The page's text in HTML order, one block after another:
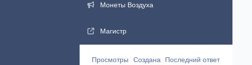
Монеты Воздуха
Магистр
Просмотры Создана Последний ответ